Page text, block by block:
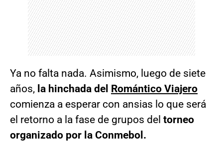
Ya no falta nada. Asimismo, luego de siete
años, la hinchada del Romántico Viajero
comienza a esperar con ansias lo que será
el retorno a la fase de grupos del torneo
organizado por la Conmebol.